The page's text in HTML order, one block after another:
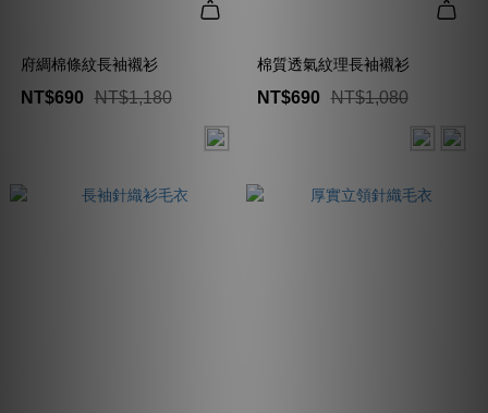
府綢棉條紋長袖襯衫
NT$690 NT$1,180
棉質透氣紋理長袖襯衫
NT$690 NT$1,080